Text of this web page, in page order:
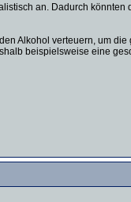
an. Dadurch
Alkohol verteuern, um
beispielsweise eine